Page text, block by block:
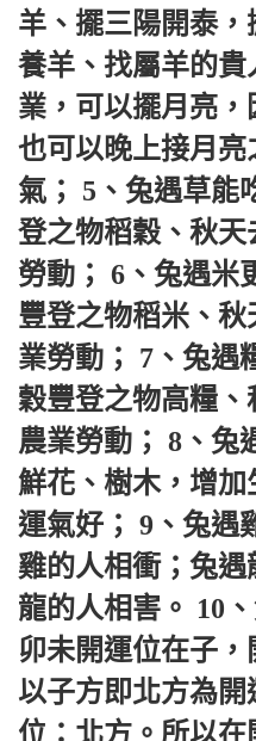
羊、擺三陽開泰
養羊、找屬羊的貴
業，可以擺月亮，
也可以晚上接月
氣； 5、兔遇草能
登之物稻穀、秋
勞動； 6、兔遇米
豐登之物稻米、
業勞動； 7、兔遇
穀豐登之物高糧、
農業勞動； 8、兔
鮮花、樹木，增
運氣好； 9、兔遇
雞的人相衝；兔
龍的人相害。 10
卯未開運位在子
以子方即北方為
位：北方。所以